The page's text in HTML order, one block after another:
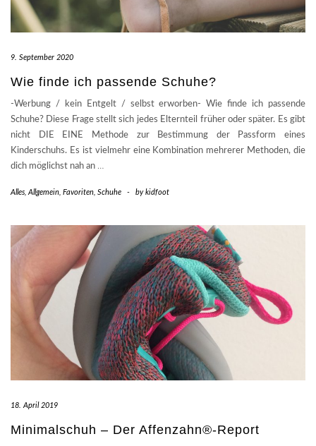
9. September 2020
Wie finde ich passende Schuhe?
-Werbung / kein Entgelt / selbst erworben- Wie finde ich passende
Schuhe? Diese Frage stellt sich jedes Elternteil früher oder später. Es gibt
nicht DIE EINE Methode zur Bestimmung der Passform eines
Kinderschuhs. Es ist vielmehr eine Kombination mehrerer Methoden, die
dich möglichst nah an …
Alles,Allgemein, Favoriten, Schuhe - bykidfoot
18. April 2019
Minimalschuh – Der Affenzahn®-Report